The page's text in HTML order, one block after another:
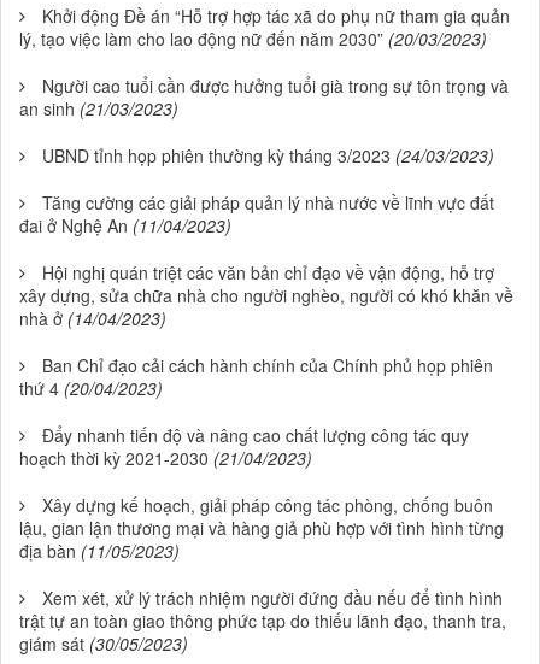
Khởi động Đề án “Hỗ trợ hợp tác xã do phụ nữ tham gia quản
lý, tạo việc làm cho lao động nữ đến năm 2030” (20/03/2023)
Người cao tuổi cần được hưởng tuổi già trong sự tôn trọng và
an sinh (21/03/2023)
UBND tỉnh họp phiên thường kỳ tháng 3/2023 (24/03/2023)
Tăng cường các giải pháp quản lý nhà nước về lĩnh vực đất
đai ở Nghệ An (11/04/2023)
Hội nghị quán triệt các văn bản chỉ đạo về vận động, hỗ trợ
xây dựng, sửa chữa nhà cho người nghèo, người có khó khăn về
nhà ở (14/04/2023)
Ban Chỉ đạo cải cách hành chính của Chính phủ họp phiên
thứ 4 (20/04/2023)
Đẩy nhanh tiến độ và nâng cao chất lượng công tác quy
hoạch thời kỳ 2021-2030 (21/04/2023)
Xây dựng kế hoạch, giải pháp công tác phòng, chống buôn
lậu, gian lận thương mại và hàng giả phù hợp với tình hình từng
địa bàn (11/05/2023)
Xem xét, xử lý trách nhiệm người đứng đầu nếu để tình hình
trật tự an toàn giao thông phức tạp do thiếu lãnh đạo, thanh tra,
giám sát (30/05/2023)